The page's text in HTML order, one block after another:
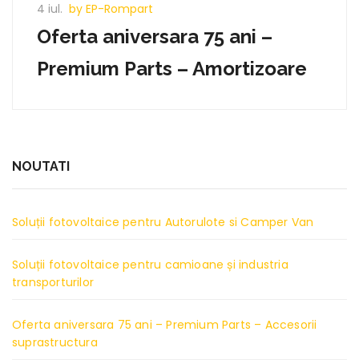
4 iul. by EP-Rompart
Oferta aniversara 75 ani –
Premium Parts – Amortizoare
NOUTATI
Soluții fotovoltaice pentru Autorulote si Camper Van
Soluții fotovoltaice pentru camioane și industria
transporturilor
Oferta aniversara 75 ani – Premium Parts – Accesorii
suprastructura